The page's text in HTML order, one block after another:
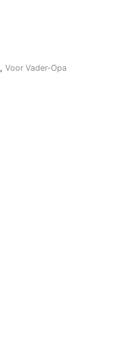
, Voor Vader-Opa